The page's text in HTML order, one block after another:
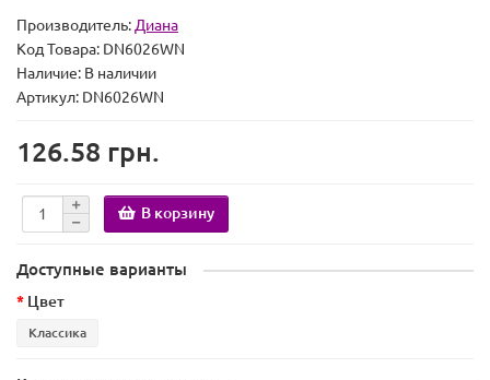
Производитель:Диана
Код Товара: DN6026WN
Наличие: В наличии
Артикул: DN6026WN
126.58 грн.
В корзину
Доступные варианты
Цвет
Классика